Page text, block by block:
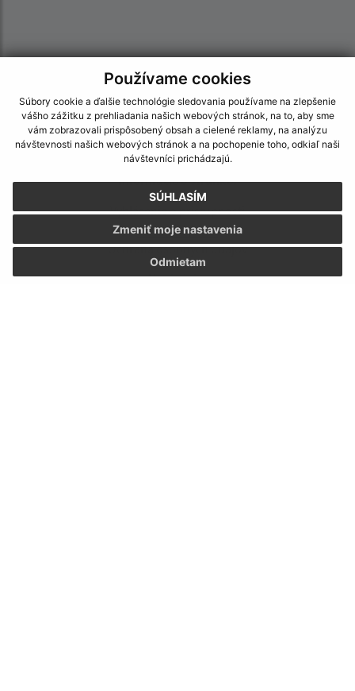
Používame cookies
Súbory cookie a ďalšie technológie sledovania používame na zlepšenie
vášho zážitku z prehliadania našich webových stránok, na to, aby sme
vám zobrazovali prispôsobený obsah a cielené reklamy, na analýzu
návštevnosti našich webových stránok a na pochopenie toho, odkiaľ naši
návštevníci prichádzajú.
SÚHLASÍM
Odmietam
Zmeniť moje nastavenia
Informácie o stránke:
Vyhlásenie o prístupnosti
Autorské práva
Ochrana osobných údajov
Navigácia: